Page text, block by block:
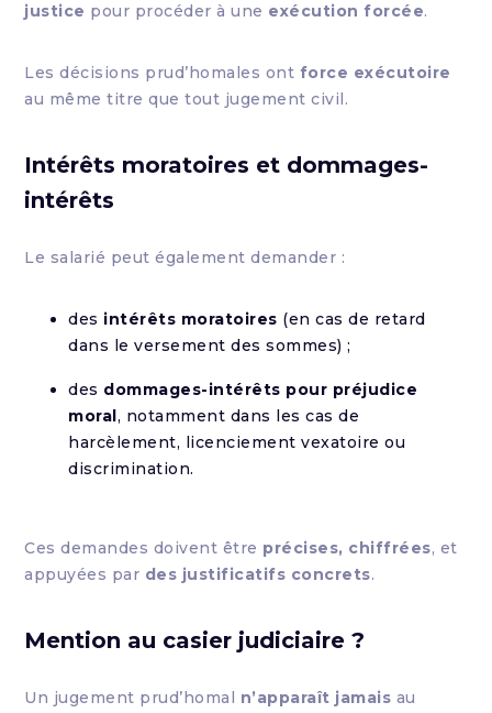
justice pour procéder à une exécution forcée.
Les décisions prud’homales ont force exécutoire
au même titre que tout jugement civil.
Intérêts moratoires et dommages-
intérêts
Le salarié peut également demander :
des intérêts moratoires (en cas de retard
dans le versement des sommes) ;
des dommages-intérêts pour préjudice
moral, notamment dans les cas de
harcèlement, licenciement vexatoire ou
discrimination.
Ces demandes doivent être précises, chiffrées, et
appuyées par des justificatifs concrets.
Mention au casier judiciaire ?
Un jugement prud’homal n’apparaît jamais au